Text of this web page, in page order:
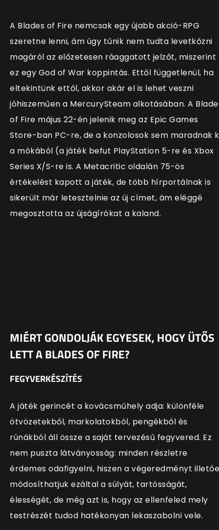
A Blades of Fire nemcsak egy újabb akció-RPG
szeretne lenni, ám úgy tűnik nem tudta levetkőzni
magáról az előzetesen ráaggatott jelzőt, miszerint
ez egy God of War koppintás. Ettől függetlenül, ha
eltekintünk ettől, akkor akár el is lehet veszni
jóhiszeműen a MercurySteam alkotásában. A
of Fire május 22-én jelenik meg az Epic Games
Store-ban PC-re, de a konzolosok sem maradnak
a mókából (a játék befut PlayStation 5-re és Xbox
Series X/S-re is. A Metacritic oldalán 75-ös
értékelést kapott a játék, de több hírportálnak is
sikerült már letesztelnie az új címet, ám eléggé
megosztotta az újságírókat a kaland.
MIÉRT GONDOLJÁK EGYESEK, HOGY ÜTŐS
LETT A BLADES OF FIRE?
FEGYVERKÉSZÍTÉS
A játék gerincét a kovácsműhely adja: különféle
ötvözetekből, markolatokból, pengékből és
rúnákból áll össze a saját tervezésű fegyvered. Ez
nem puszta látványosság: minden részletre
érdemes odafigyelni, hiszen a végeredményt
módosíthatjuk ezáltal a súlyát, tartósságát,
élességét, de még azt is, hogy az ellenfeled mely
testrészét tudod hatékonyan lekaszabolni vele.